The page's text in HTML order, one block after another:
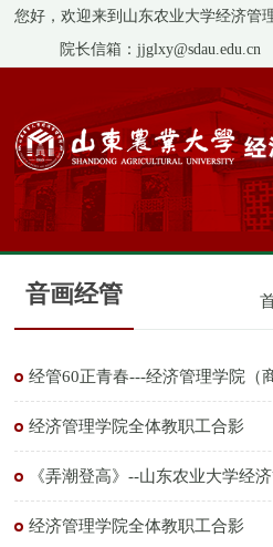
您好，欢迎来到山东农业大学经济管
院长信箱：jjglxy@sdau.edu.cn
音画经管
经济管理学院全体教职工合影
经济管理学院全体教职工合影